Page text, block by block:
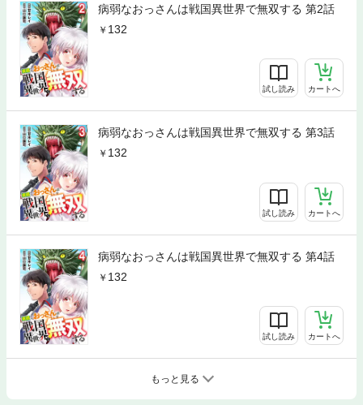
病弱なおっさんは戦国異世界で無双する 第2話
132
試し読み カートへ
病弱なおっさんは戦国異世界で無双する 第3話
132
試し読み カートへ
病弱なおっさんは戦国異世界で無双する 第4話
132
試し読み カートへ
もっと見る